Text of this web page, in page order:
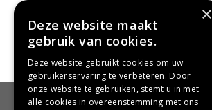
Witte paardenkastanje
Aesculus hippocastanum
HANDIG
×
Deze website maakt
gebruik van cookies.
Deze website gebruikt cookies om uw
gebruikerservaring te verbeteren. Door
onze website te gebruiken, stemt u in met
alle cookies in overeenstemming met ons